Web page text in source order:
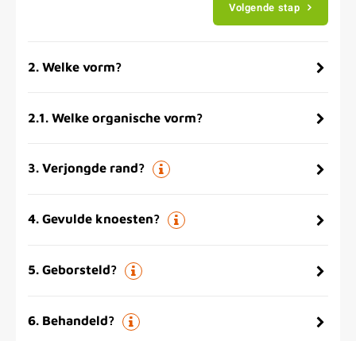
Volgende stap
2. Welke vorm?
2.1. Welke organische vorm?
3. Verjongde rand?
4. Gevulde knoesten?
5. Geborsteld?
6. Behandeld?